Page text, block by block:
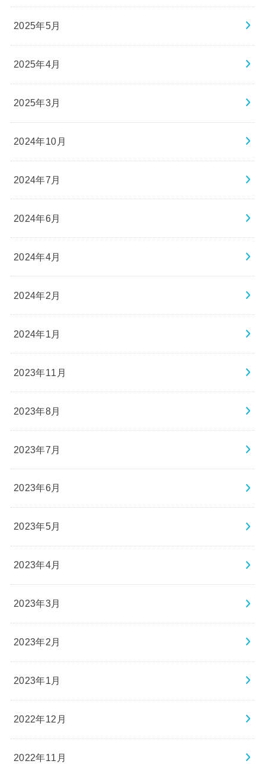
2025年5月
2025年4月
2025年3月
2024年10月
2024年7月
2024年6月
2024年4月
2024年2月
2024年1月
2023年11月
2023年8月
2023年7月
2023年6月
2023年5月
2023年4月
2023年3月
2023年2月
2023年1月
2022年12月
2022年11月